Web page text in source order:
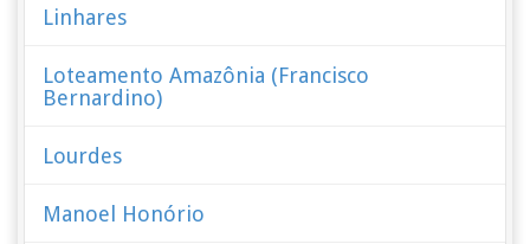
Linhares
Loteamento Amazônia (Francisco
Bernardino)
Lourdes
Manoel Honório